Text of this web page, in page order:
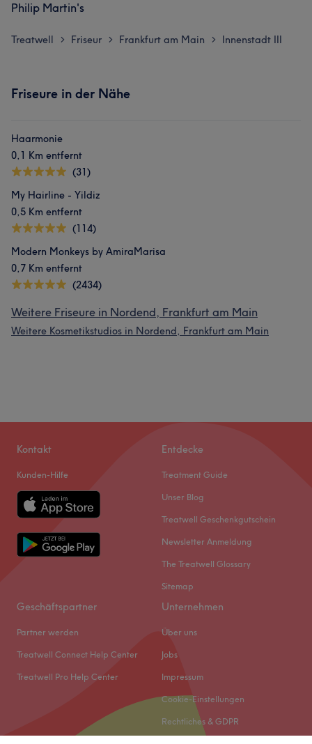
Philip Martin's
Treatwell > Friseur > Frankfurt am Main > Innenstadt III
Friseure in der Nähe
Haarmonie
0,1 Km entfernt
(31)
My Hairline - Yildiz
0,5 Km entfernt
(114)
Modern Monkeys by AmiraMarisa
0,7 Km entfernt
(2434)
Weitere Friseure in Nordend, Frankfurt am Main
Weitere Kosmetikstudios in Nordend, Frankfurt am Main
Kontakt
Kunden-Hilfe
Entdecke
Treatment Guide
Unser Blog
Treatwell Geschenkgutschein
Newsletter Anmeldung
The Treatwell Glossary
Sitemap
Geschäftspartner
Partner werden
Treatwell Connect Help Center
Treatwell Pro Help Center
Unternehmen
Über uns
Jobs
Impressum
Cookie-Einstellungen
Rechtliches & GDPR